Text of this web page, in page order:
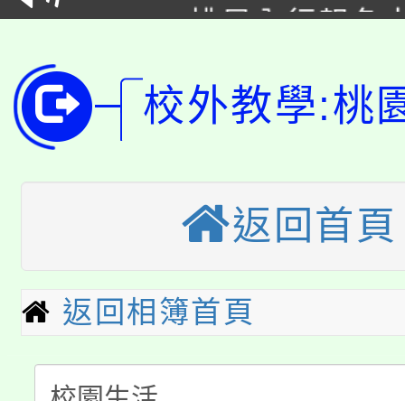
徵才活動。
YOUNG桃局內行報名
局官網。
開!
115年桃園市運動會8/
桃園市低收入戶享有免
視費優惠，中低收入戶
半價優惠，詳情可洽有
者。
大園自造教育及科技
份教師增能研習
大溪自造教育及科技
份教師研習
淨零綠生活教案入校路
會
115年食農教育專業人
程
「本色祭」8/29、30在
校外教學:桃
返回首頁
返回相簿首頁